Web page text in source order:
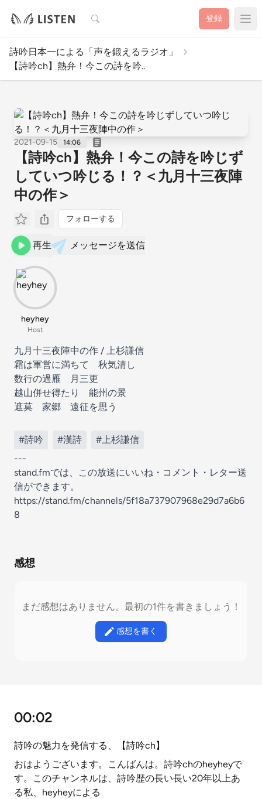
検索 登録
詩吟日本一による「声を鍛えるラジオ」
【詩吟ch】熱弁！今この詩を吟..
2021-09-15 14:06
【詩吟ch】熱弁！今この詩を吟じず
していつ吟じる！？＜九月十三夜陣
中の作＞
フォローする
再生 メッセージを送信
heyhey
Host
九月十三夜陣中の作 / 上杉謙信
霜は軍営に満ちて 秋気清し
数行の過雁 月三更
越山併せ得たり 能州の景
遮莫 家郷 遠征を思う
#詩吟 #漢詩
#上杉謙信
---
stand.fmでは、この放送にいいね・コメント・レター送
信ができます。
https://stand.fm/channels/5f18a737907968e29d7a6b6
8
感想
まだ感想はありません。最初の1件を書きましょう！
感想を書く
00:02
詩吟の魅力を発信する、【詩吟ch】
おはようございます。こんばんは。詩吟chのheyheyで
す。このチャンネルは、詩吟歴の長い長い20年以上あ
る私、heyheyによる